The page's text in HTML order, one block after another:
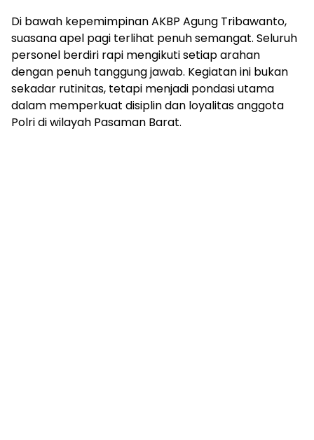
Di bawah kepemimpinan AKBP Agung Tribawanto,
suasana apel pagi terlihat penuh semangat. Seluruh
personel berdiri rapi mengikuti setiap arahan
dengan penuh tanggung jawab. Kegiatan ini bukan
sekadar rutinitas, tetapi menjadi pondasi utama
dalam memperkuat disiplin dan loyalitas anggota
Polri di wilayah Pasaman Barat.